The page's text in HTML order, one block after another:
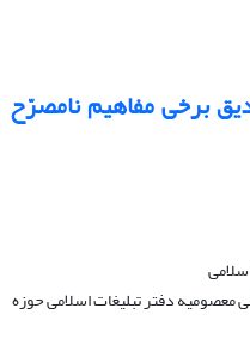
برخی مفاهیم نامصرّح
دفتر تبلیغات اسلامی حوزه